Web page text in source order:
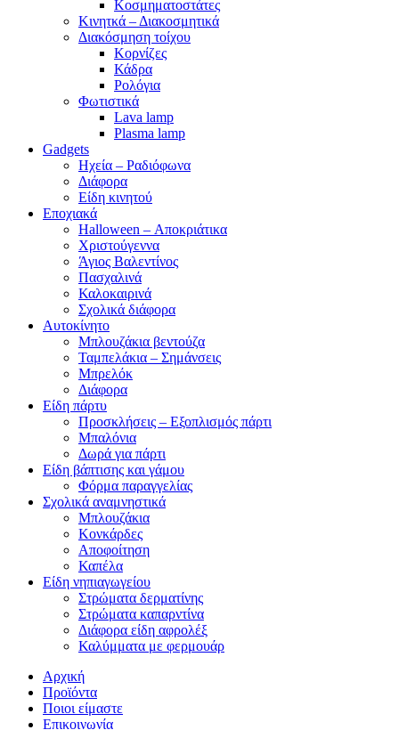
Κοσμηματοστάτες
Κινητκά – Διακοσμητικά
Διακόσμηση τοίχου
Κορνίζες
Κάδρα
Ρολόγια
Φωτιστικά
Lava lamp
Plasma lamp
Gadgets
Ηχεία – Ραδιόφωνα
Διάφορα
Είδη κινητού
Εποχιακά
Halloween – Αποκριάτικα
Χριστούγεννα
Άγιος Βαλεντίνος
Πασχαλινά
Καλοκαιρινά
Σχολικά διάφορα
Αυτοκίνητο
Μπλουζάκια βεντούζα
Ταμπελάκια – Σημάνσεις
Μπρελόκ
Διάφορα
Είδη πάρτυ
Προσκλήσεις – Εξοπλισμός πάρτι
Μπαλόνια
Δωρά για πάρτι
Είδη βάπτισης και γάμου
Φόρμα παραγγελίας
Σχολικά αναμνηστικά
Μπλουζάκια
Κονκάρδες
Αποφοίτηση
Καπέλα
Είδη νηπιαγωγείου
Στρώματα δερματίνης
Στρώματα καπαρντίνα
Διάφορα είδη αφρολέξ
Καλύμματα με φερμουάρ
Αρχική
Προϊόντα
Ποιοι είμαστε
Επικοινωνία